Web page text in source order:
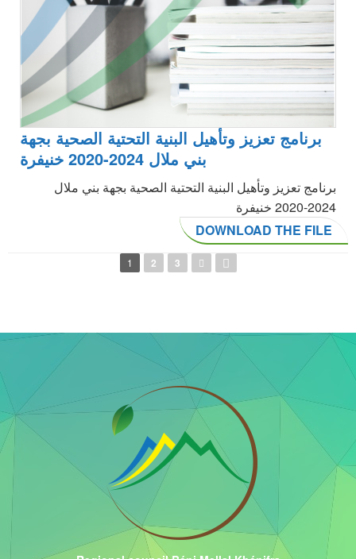
برنامج تعزيز وتأهيل البنية التحتية الصحية بجهة
بني ملال 2024-2020 خنيفرة
برنامج تعزيز وتأهيل البنية التحتية الصحية بجهة بني ملال
2024-2020 خنيفرة
DOWNLOAD THE FILE
1 2 3